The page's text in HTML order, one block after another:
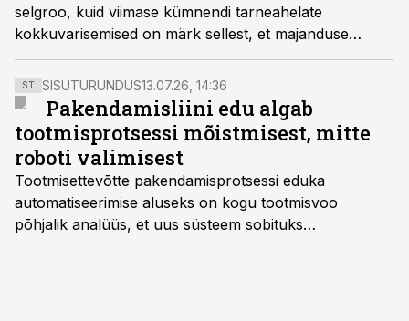
selgroo, kuid viimase kümnendi tarneahelate
kokkuvarisemised on märk sellest, et majanduse
globabliseerumise kuldaeg on läbi, kirjutab tarneahela
professor ja riskiekspert Omera Khan, kes on
tänavuse Pärnu tarneahelakonverentsi peaesineja.
ST SISUTURUNDUS13.07.26, 14:36
Pakendamisliini edu algab
tootmisprotsessi mõistmisest, mitte
roboti valimisest
Tootmisettevõtte pakendamisprotsessi eduka
automatiseerimise aluseks on kogu tootmisvoo
põhjalik analüüs, et uus süsteem sobituks